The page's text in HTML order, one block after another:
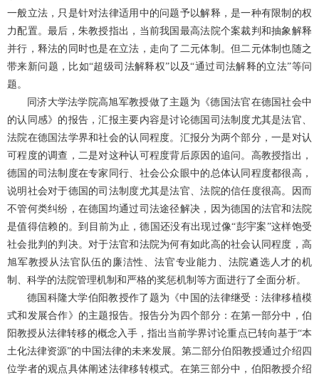
一般立法，只是针对法律适用中的问题予以解释，是一种有限制的权
力配置。最后，朱教授指出，当前我国最高法院个案裁判和抽象解释
并行，释法的同时也是在立法，走向了二元体制。但二元体制也随之
带来新问题，比如“超级司法解释权”以及“通过司法解释的立法”等问
题。
同济大学法学院高旭军教授做了主题为《德国法官在德国社会中
的认同感》的报告，汇报主要内容是讨论德国司法制度尤其是法官、
法院在德国法学界和社会的认同程度。汇报分为两个部分，一是对认
可程度的调查，二是对这种认可程度背后原因的追问。高教授指出，
德国的司法制度在专家同行、社会公众眼中的总体认同程度都很高，
说明社会对于德国的司法制度尤其是法官、法院的信任度很高。因而
不管何类纠纷，在德国均通过司法途径解决，因为德国的法官和法院
是值得信赖的。到目前为止，德国还没有出现过像“彭宇案”这样饱受
社会批判的判决。对于法官和法院为何有如此高的社会认同程度，高
旭军教授从法官队伍的廉洁性、法官专业能力、法院遴选人才的机
制、科学的法院管理机制和严格的奖惩机制等方面进行了全面分析。
德国科隆大学伯阳教授作了题为《中国的法律继受：法律移植模
式和发展合作》的主题报告。报告分为四个部分：在第一部分中，伯
阳教授从法律转移的概念入手，指出当前学界讨论重点已转向基于“本
土化法律资源”的中国法律的未来发展。第二部分伯阳教授通过介绍四
位学者的观点具体阐述法律移转模式。在第三部分中，伯阳教授介绍